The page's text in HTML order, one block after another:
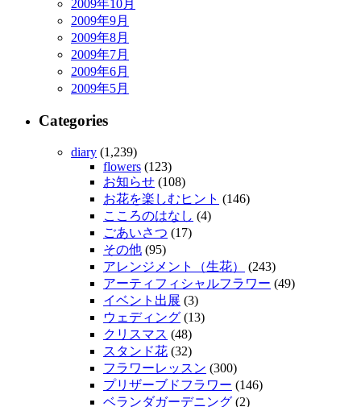
2009年10月
2009年9月
2009年8月
2009年7月
2009年6月
2009年5月
Categories
diary (1,239)
flowers (123)
お知らせ (108)
お花を楽しむヒント (146)
こころのはなし (4)
ごあいさつ (17)
その他 (95)
アレンジメント（生花）
(243)
アーティフィシャルフラワー (49)
イベント出展 (3)
ウェディング (13)
クリスマス (48)
スタンド花 (32)
フラワーレッスン (300)
プリザーブドフラワー (146)
ベランダガーデニング (2)